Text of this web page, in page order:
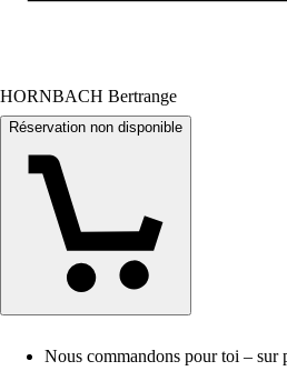
HORNBACH Bertrange
Réservation non disponible
Nous commandons pour toi – sur